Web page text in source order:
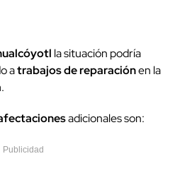
la situación podría
atrabajos de reparaciónen la
.
adicionales son: